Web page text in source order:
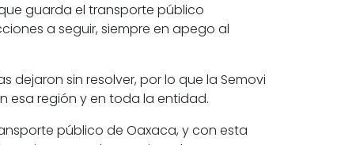
guarda el transporte público
a seguir, siempre en apego al
sin resolver, por lo que la Semovi
esa región y en toda la entidad.
público de Oaxaca, y con esta